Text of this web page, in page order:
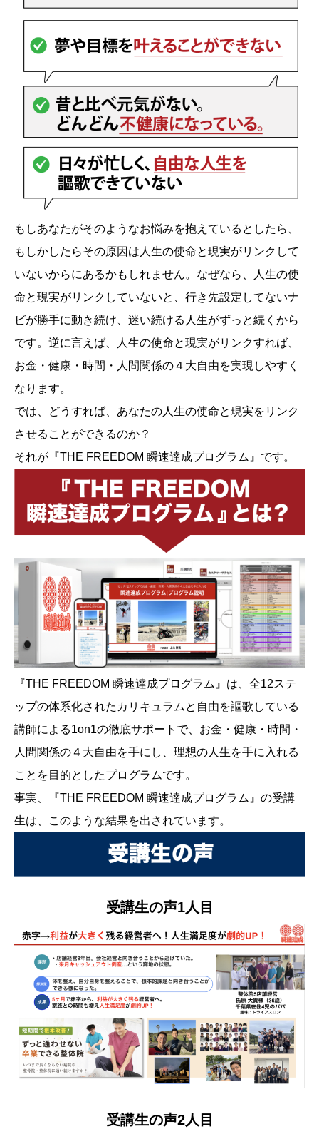
もしあなたがそのようなお悩みを抱えているとしたら、
もしかしたらその原因は人生の使命と現実がリンクして
いないからにあるかもしれません。なぜなら、人生の使
命と現実がリンクしていないと、行き先設定してないナ
ビが勝手に動き続け、迷い続ける人生がずっと続くから
です。逆に言えば、人生の使命と現実がリンクすれば、
お金・健康・時間・人間関係の４大自由を実現しやすく
なります。
では、どうすれば、あなたの人生の使命と現実をリンク
させることができるのか？
それが『THE FREEDOM 瞬速達成プログラム』です。
『THE FREEDOM 瞬速達成プログラム』は、全12ステ
ップの体系化されたカリキュラムと自由を謳歌している
講師による1on1の徹底サポートで、お金・健康・時間・
人間関係の４大自由を手にし、理想の人生を手に入れる
ことを目的としたプログラムです。
事実、『THE FREEDOM 瞬速達成プログラム』の受講
生は、このような結果を出されています。
受講生の声1人目
受講生の声2人目